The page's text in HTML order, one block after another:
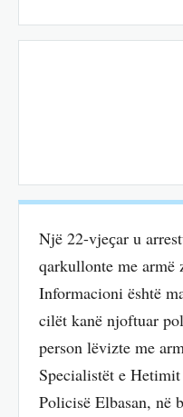
Një 22-vjeҫar u
qarkullonte me armë
Informacioni është
cilët kanë njoftuar
person lëvizte me
Specialistët e
Policisë Elbasan, në